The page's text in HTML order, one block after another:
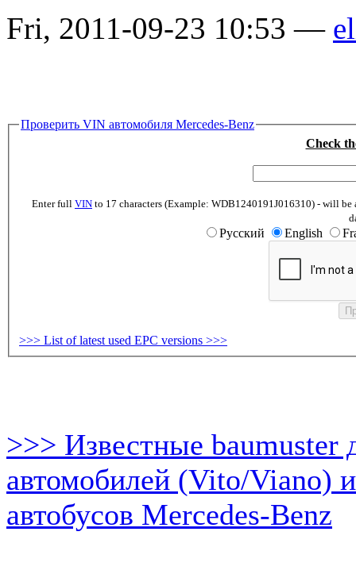
Fri, 2011-09-23 10:53 —
Проверить VIN автомобиля Mercedes-Benz
Check
Enter full VIN to 17 characters (Example: WDB1240191J016310) - will
Русский English
>>> List of latest used EPC versions >>>
>>> Известные baumuster
автомобилей (Vito/Viano)
автобусов Mercedes-Benz